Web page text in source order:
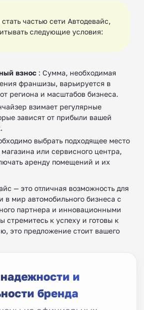
частью сети Автодевайс,
следующие условия:
взнос : Сумма, необходимая
франшизы, варьируется в
региона и масштабов бизнеса.
взимает регулярные
зависят от прибыли вашей
выбрать подходящее место
или сервисного центра,
аренду помещений и их
— это отличная возможность для
в мир автомобильного бизнеса с
партнера и инновационными
стремитесь к успеху и готовы к
это предложение стоит вашего
и
бренда